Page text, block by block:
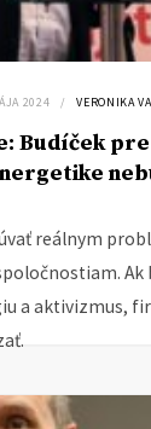
2024 VERONIKA
Budíček
reálnym
Ak
a aktivizmus,